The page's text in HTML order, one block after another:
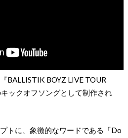
BALLISTIK BOYZ LIVE TOUR
ックオフソングとして制作され
トに、象徴的なワードである「Do